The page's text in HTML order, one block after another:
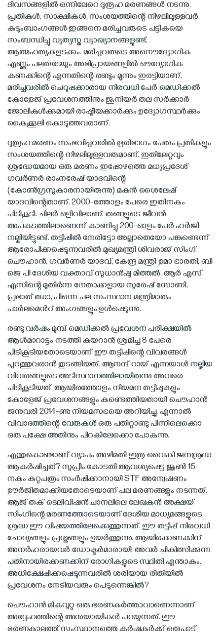
ദിവസങ്ങളില്‍ ഒന്നിലേറെ ദുരൂഹ മരണങ്ങള്‍ നടന്നു.
പ്രതികള്‍, സാക്ഷികള്‍, സംശയത്തിന്റെ നിഴലിലുള്ളവര്‍,
കുടുംബാംഗങ്ങള്‍ ഇങ്ങനെ മരിച്ചവരുടെ പട്ടികയെ
സംബന്ധിച്ചു വ്യത്യസ്ത വ്യാഖ്യാനങ്ങളുണ്ട്,
ആത്മഹത്യകളടക്കം. മരിച്ചവരുടെ അനൌദ്യോഗിക
എണ്ണം പലരുടേയും അഭിപ്രായങ്ങളില്‍ ഔദ്യോഗിക
കണക്കിന്റെ എന്നതിന്റെ രണ്ടും മൂന്നും ഇരട്ടിയാണ്.
മരിച്ചവരില്‍ ചെറുപ്പക്കാരായ നിരവധി പേര്‍ മെഡിക്കല്‍
കോളേജ് പ്രവേശനത്തിനും ജൂനിയര്‍ തല സര്‍ക്കാര്‍
ജോലികള്‍ക്കുമായി രാഷ്ട്രീയക്കാര്‍ക്കും ഉദ്യോഗസ്ഥര്‍ക്കും
കൈക്കൂലി കൊടുത്തവരാണ്.
ദുരൂഹ മരണം സംഭവിച്ചവരില്‍ ഭൂരിഭാഗം പേരും പ്രതികളും
സംശയത്തിന്റെ നിഴലിലുള്ളവരുമാണ്. ഇതിലേറ്റവും
ശ്രദ്ധേയമായ ഒരു മരണം ഇപ്പോഴത്തെ മധ്യപ്രദേശ്
ഗവര്‍ണര്‍ രാംനരേഷ് യാദവിന്റെ
(കോണ്‍ഗ്രസുകാരനായിരുന്നു) മകന്‍ ശൈലേഷ്
യാദവിന്റെതാണ്. 2000-ത്തോളം പേരെ ഇതിനകം
പിടികൂടി. ചിലര്‍ ഒളിവിലാണ്. തങ്ങളുടെ ജീവന്‍
അപകടത്തിലാണെന്ന് കാണിച്ചു 200-ഓളം പേര്‍ ഹര്‍ജി
നല്കിയിട്ടുണ്ട്. തട്ടിപ്പില്‍ നേരിട്ടോ അല്ലാതെയോ പങ്കുണ്ടെന്ന്
ആരോപിക്കപ്പെടുന്നവരില്‍ മുഖ്യമന്ത്രി ശിവരാജ് സിംഗ്
ചൌഹാന്‍, ഗവര്‍ണര്‍ യാദവ്, കേന്ദ്ര മന്ത്രി ഉമാ ഭാരതി, ബി
ജെ പി ദേശീയ വക്താവ് സുധാന്‍ഷു മിത്തല്‍, ആര്‍ എസ്
എസിന്റെ മുതിര്‍ന്ന നേതാക്കളായ സുരേഷ് സോണി,
പ്രഭാത് ഝാ, പിന്നെ പല സംസ്ഥാന മന്ത്രിമാരും
പാര്‍ലമെന്‍റ് അംഗങ്ങളും ഉള്‍പ്പെടുന്നു.
രണ്ടു വര്‍ഷം മുമ്പ് മെഡിക്കല്‍ പ്രവേശന പരീക്ഷയില്‍
ആള്‍മാറാട്ടം നടത്തി കയറാന്‍ ശ്രമിച്ച 8 പേരെ
പിടികൂടിയതോടെയാണ് ഈ തട്ടിപ്പിന്റെ വിവരങ്ങള്‍
പുറത്തുവരാന്‍ തുടങ്ങിയത്. ആനന്ദ് റായ് എന്നയാള്‍ നല്കിയ
വിവരങ്ങളുടെ അടിസ്ഥാനത്തിലായിരുന്നു അവരെ
പിടികൂടിയത്. ആയിരത്തോളം നിയമന തട്ടിപ്പുകളും
കോളേജ് പ്രവേശനങ്ങളും കണ്ടെത്തിയതായി ചൌഹാന്‍
ജനുവരി 2014-ണു നിയമസഭയെ അറിയിച്ചു. എന്നാല്‍
വിവാദത്തിന്റെ വേരുകള്‍ ഒരു പതിറ്റാണ്ടു പിന്നിലെക്കൊ
ഒരു പക്ഷേ അതിനും പിറകിലേക്കൊ പോകുന്നു.
എന്തുകൊണ്ടാണ് വ്യാപം അഴിമതി ഇത്ര വൈകി ജനശ്രദ്ധ
ആകര്‍ഷിച്ചത്? സുപ്രീം കോടതി ആവശ്യപ്പെട്ട ജൂണ്‍ 15-
നകം കുറ്റപത്രം സംര്‍പ്പിക്കാനായി STF അന്വേഷണം
ഊര്‍ജിതമാക്കിയതോടെയാണ് പല മരണങ്ങളും നടന്നത്.
ആജ് തക് ടെലിവിഷന്‍ ചാനലിലെ ലേഖകന്‍ അക്ഷയ്
സിംഗിന്റെ മരണത്തോടെയാണ് ദേശീയ മാധ്യമങ്ങളുടെ
ശ്രദ്ധ ഈ വിഷയത്തിലേക്കെത്തുന്നത്. ഈ തട്ടിപ്പ് നിരവധി
ചോദ്യങ്ങളും പ്രശ്നങ്ങളും ഉയര്‍ത്തുന്നു. ആയിരക്കണക്കിന്
അനര്‍ഹരായവര്‍ ഡോക്ടര്‍മാരായി; അവര്‍ ചികിത്സിക്കുന്ന
പതിനായിരക്കണക്കിന് രോഗികളുടെ സ്ഥിതി എന്താകും.
അധിക്ഷേപ്പിക്കപ്പെടുന്നവരില്‍ ശരിയായ രീതിയില്‍
പ്രവേശനം നേടിയവരും പെടുന്നെങ്കില്‍?
ചൌഹാന്‍ മികവുറ്റ ഒരു ഭരണകര്‍ത്താവാണെന്നാണ്
അദ്ദേഹത്തിന്റെ അനുയായികള്‍ പറയുന്നത്. ഈ
ഭരണകാലത്ത് സംസ്ഥാനത്തെ കര്‍ഷകര്‍ക്ക് ഒരുപാട്